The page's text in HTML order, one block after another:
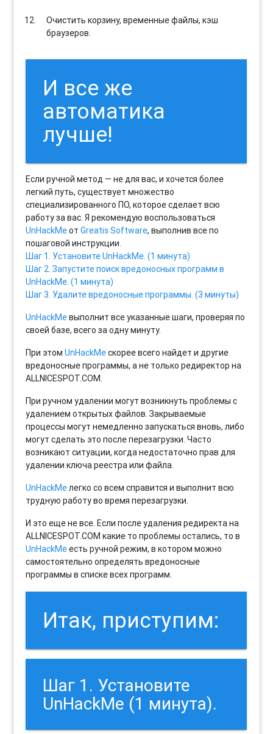
Очистить корзину, временные файлы, кэш
браузеров.
И все же
автоматика
лучше!
Если ручной метод — не для вас, и хочется более
легкий путь, существует множество
специализированного ПО, которое сделает всю
работу за вас. Я рекомендую воспользоваться
UnHackMeотGreatis Software, выполнив все по
пошаговой инструкции.
Шаг 1. Установите UnHackMe. (1 минута)
Шаг 2. Запустите поиск вредоносных программ в
UnHackMe. (1 минута)
Шаг 3. Удалите вредоносные программы. (3 минуты)
UnHackMeвыполнит все указанные шаги, проверяя по
своей базе, всего за одну минуту.
При этомUnHackMeскорее всего найдет и другие
вредоносные программы, а не только редиректор на
ALLNICESPOT.COM.
При ручном удалении могут возникнуть проблемы с
удалением открытых файлов. Закрываемые
процессы могут немедленно запускаться вновь, либо
могут сделать это после перезагрузки. Часто
возникают ситуации, когда недостаточно прав для
удалении ключа реестра или файла.
UnHackMeлегко со всем справится и выполнит всю
трудную работу во время перезагрузки.
И это еще не все. Если после удаления редиректа на
ALLNICESPOT.COM какие то проблемы остались, то в
UnHackMeесть ручной режим, в котором можно
самостоятельно определять вредоносные
программы в списке всех программ.
Итак, приступим:
Шаг 1. Установите
UnHackMe (1 минута).